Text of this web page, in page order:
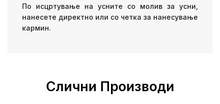
По исцртување на усните со молив за усни,
нанесете директно или со четка за нанесување
кармин.
Слични Производи